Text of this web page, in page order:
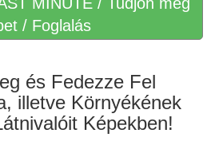
/ Foglalás
és Fedezze Fel
illetve Környékének
Képekben!